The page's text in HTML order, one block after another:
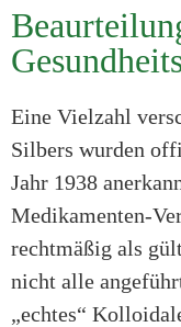
Eine Vielzahl
Silbers wurden
Jahr 1938
Medikamenten-
rechtmäßig als
nicht alle
„echtes“